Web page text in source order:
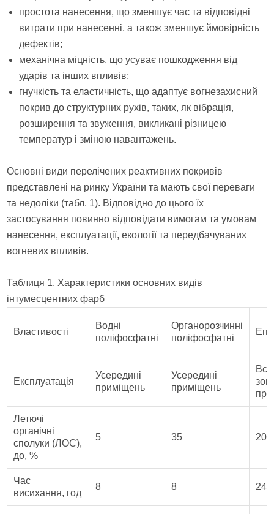
простота нанесення, що зменшує час та відповідні
витрати при нанесенні, а також зменшує ймовірність
дефектів;
механічна міцність, що усуває пошкодження від
ударів та інших впливів;
гнучкість та еластичність, що адаптує вогнезахисний
покрив до структурних рухів, таких, як вібрація,
розширення та звуження, викликані різницею
температур і зміною навантажень.
Основні види перелічених реактивних покривів
представлені на ринку України та мають свої переваги
та недоліки (табл. 1). Відповідно до цього їх
застосування повинно відповідати вимогам та умовам
нанесення, експлуатації, екології та передбачуваних
вогневих впливів.
Таблиця 1. Характеристики основних видів
інтумесцентних фарб
Властивості
Водні
поліфосфатні
Органорозчинні
поліфосфатні
Експлуатація
Усередині
приміщень
Усередині
приміщень
Летючі
органічні
сполуки (ЛОС),
до, %
5 35 20
Час
висихання, год
8 8 24